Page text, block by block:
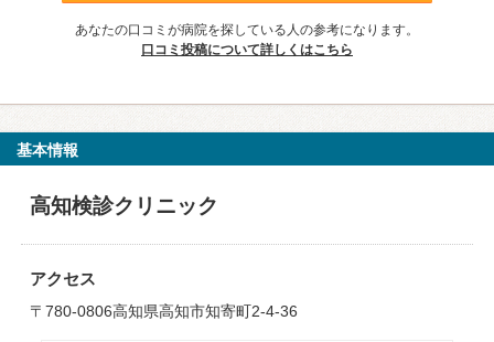
あなたの口コミが病院を探している人の参考になります。
口コミ投稿について詳しくはこちら
基本情報
高知検診クリニック
アクセス
〒780-0806高知県高知市知寄町2-4-36